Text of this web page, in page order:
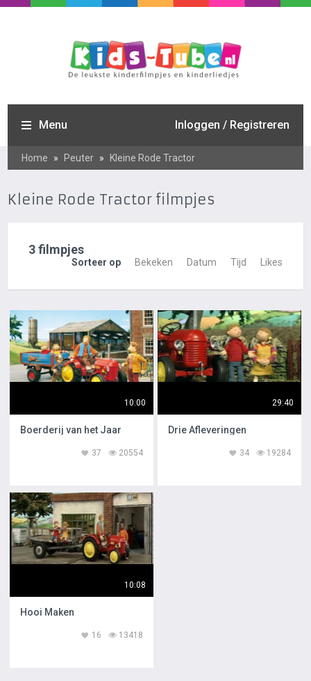
Menu Inloggen / Registreren
Home » Peuter » Kleine Rode Tractor
Kleine Rode Tractor filmpjes
3 filmpjes
Sorteer op Bekeken Datum Tijd Likes
10:00
Boerderij van het Jaar
20554
37
29:40
Drie Afleveringen
19284
34
10:08
Hooi Maken
13418
16